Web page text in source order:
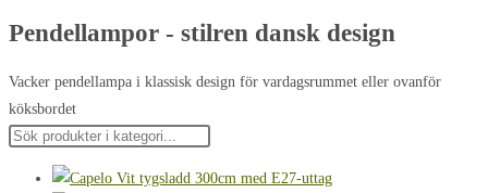
Pendellampor - stilren dansk design
Vacker pendellampa i klassisk design för vardagsrummet eller ovanför
köksbordet